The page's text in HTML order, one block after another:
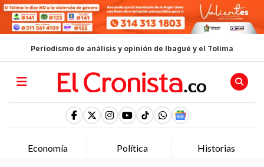
Periodismo de análisis y opinión de Ibagué y el Tolima
Economía Política Historias